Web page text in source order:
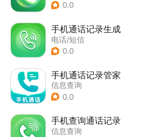
0.0
手机通话记录生成
电话/短信
0.0
手机通话记录管家
信息查询
0.0
手机查询通话记录
信息查询